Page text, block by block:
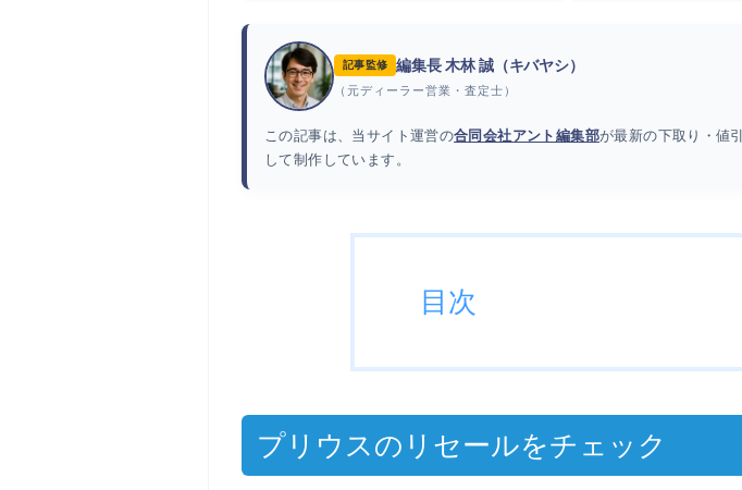
記事監修 編集長 木林 誠（キバヤシ）
（元ディーラー営業・査定士）
この記事は、当サイト運営の合同会社アント編集部が最新の下取り・値
して制作しています。
目次
プリウスのリセールをチェック